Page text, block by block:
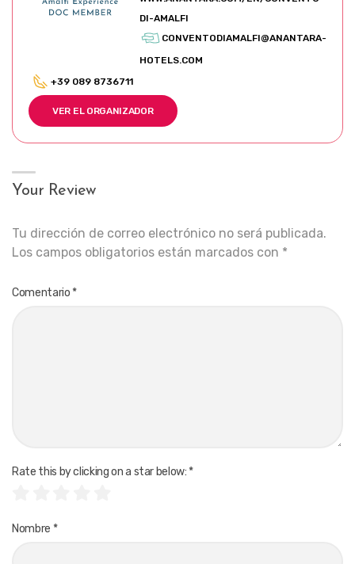
DI-AMALFI
CONVENTODIAMALFI@ANANTARA-
HOTELS.COM
+39 089 8736711
VER EL ORGANIZADOR
Your Review
Tu dirección de correo electrónico no será publicada.
Los campos obligatorios están marcados con *
Comentario *
Rate this by clicking on a star below: *
Nombre *